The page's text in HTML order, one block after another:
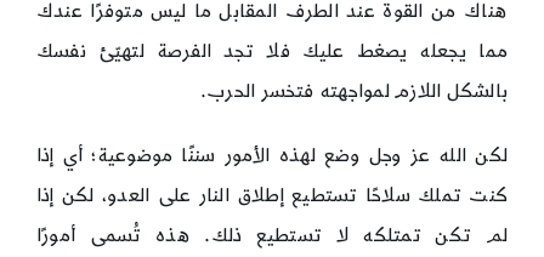
هناك من القوة عند الطرف المقابل ما ليس متوفرًا عندك
مما يجعله يصغط عليك فلا تجد الفرصة لتهيّئ نفسك
بالشكل اللازم لمواجهته فتخسر الحرب.
لكن الله عز وجل وضع لهذه الأمور سننًا موضوعية؛ أي إذا
كنت تملك سلاحًا تستطيع إطلاق النار على العدو، لكن إذا
لم تكن تمتلكه لا تستطيع ذلك. هذه تُسمى أمورًا